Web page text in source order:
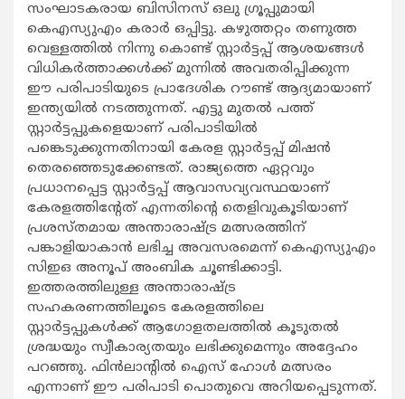
സംഘാടകരായ ബിസിനസ് ഒലു ഗ്രൂപ്പുമായി
കെഎസ്യുഎം കരാര്‍ ഒപ്പിട്ടു. കഴുത്തറ്റം തണുത്ത
വെള്ളത്തില്‍ നിന്നു കൊണ്ട് സ്റ്റാര്‍ട്ടപ്പ് ആശയങ്ങള്‍
വിധികര്‍ത്താക്കള്‍ക്ക് മുന്നില്‍ അവതരിപ്പിക്കുന്ന
ഈ പരിപാടിയുടെ പ്രാദേശിക റൗണ്ട് ആദ്യമായാണ്
ഇന്ത്യയില്‍ നടത്തുന്നത്. എട്ടു മുതല്‍ പത്ത്
സ്റ്റാര്‍ട്ടപ്പുകളെയാണ് പരിപാടിയില്‍
പങ്കെടുക്കുന്നതിനായി കേരള സ്റ്റാര്‍ട്ടപ്പ് മിഷന്‍
തെരഞ്ഞെടുക്കേണ്ടത്. രാജ്യത്തെ ഏറ്റവും
പ്രധാനപ്പെട്ട സ്റ്റാര്‍ട്ടപ്പ് ആവാസവ്യവസ്ഥയാണ്
കേരളത്തിന്‍റേത് എന്നതിന്‍റെ തെളിവുകൂടിയാണ്
പ്രശസ്തമായ അന്താരാഷ്ട്ര മത്സരത്തിന്
പങ്കാളിയാകാന്‍ ലഭിച്ച അവസരമെന്ന് കെഎസ്യുഎം
സിഇഒ അനൂപ് അംബിക ചൂണ്ടിക്കാട്ടി.
ഇത്തരത്തിലുള്ള അന്താരാഷ്ട്ര
സഹകരണത്തിലൂടെ കേരളത്തിലെ
സ്റ്റാര്‍ട്ടപ്പുകള്‍ക്ക് ആഗോളതലത്തില്‍ കൂടുതല്‍
ശ്രദ്ധയും സ്വീകാര്യതയും ലഭിക്കുമെന്നും അദ്ദേഹം
പറഞ്ഞു. ഫിന്‍ലാന്‍റില്‍ ഐസ് ഹോള്‍ മത്സരം
എന്നാണ് ഈ പരിപാടി പൊതുവെ അറിയപ്പെടുന്നത്.